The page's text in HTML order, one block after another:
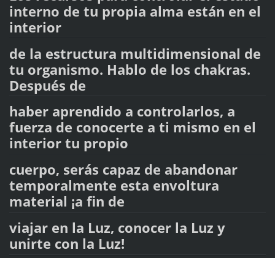
interno de tu propia alma están en el
interior
de la estructura multidimensional de
tu organismo. Hablo de los chakras.
Después de
haber aprendido a controlarlos, a
fuerza de conocerte a ti mismo en el
interior tu propio
cuerpo, serás capaz de abandonar
temporalmente esta envoltura
material ¡a fin de
viajar en la Luz, conocer la Luz y
unirte con la Luz!